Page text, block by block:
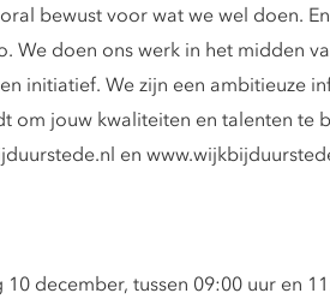
bewust voor wat we wel doen.
We doen ons werk in het midden
initiatief. We zijn een ambitieuze
jouw kwaliteiten en talenten te
en
december, tussen 09:00 uur en